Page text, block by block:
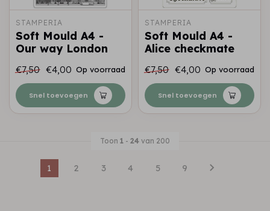
STAMPERIA
Soft Mould A4 -
Our way London
€7,50 €4,00 Op voorraad
Snel toevoegen
STAMPERIA
Soft Mould A4 -
Alice checkmate
€7,50 €4,00 Op voorraad
Snel toevoegen
Toon 1 - 24 van 200
1 2 3 4 5 9